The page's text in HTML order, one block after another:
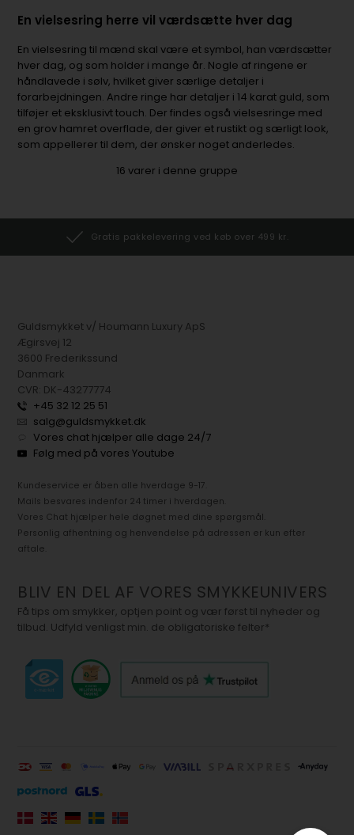
En vielsesring herre vil værdsætte hver dag
En vielsesring til mænd skal være et symbol, han værdsætter
hver dag, og som holder i mange år. Nogle af ringene er
håndlavede i sølv, hvilket giver særlige detaljer i
forarbejdningen. Andre ringe har detaljer i 14 karat guld, som
tilføjer et eksklusivt touch. Der findes også vielsesringe med
en grov hamret overflade, der giver et rustikt og særligt look,
som appellerer til dem, der ønsker noget anderledes.
16 varer i denne gruppe
Gratis pakkelevering ved køb over 499 kr.
Guldsmykket v/ Houmann Luxury ApS
Ægirsvej 12
3600 Frederikssund
Danmark
CVR: DK-43277774
+45 32 12 25 51
salg@guldsmykket.dk
Vores chat hjælper alle dage 24/7
Følg med på vores Youtube
Kundeservice er åben alle hverdage 9-17.
Mails besvares indenfor 24 timer i hverdagen.
Vores Chat hjælper hele døgnet med dine spørgsmål.
Personlig afhentning og henvendelse på adressen er kun efter
aftale.
BLIV EN DEL AF VORES SMYKKEUNIVERS
Få tips om smykker, optjen point og vær først til nyheder og
tilbud. Udfyld venligst min. de obligatoriske felter*